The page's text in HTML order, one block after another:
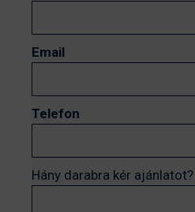
Email
Telefon
Hány darabra kér ajánlatot?